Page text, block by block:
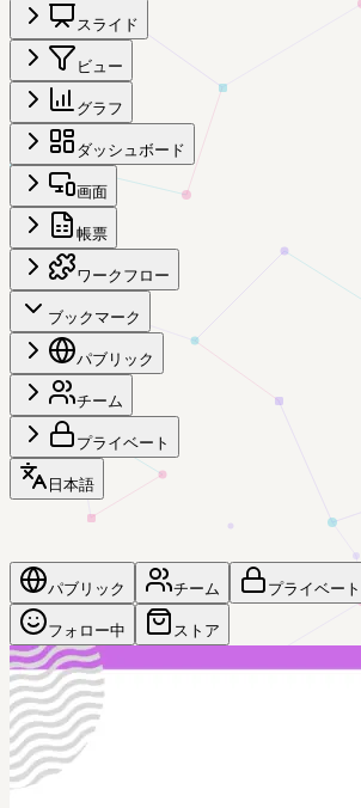
スライド
ビュー
グラフ
ダッシュボード
画面
帳票
ワークフロー
ブックマーク
パブリック
チーム
プライベート
日本語
パブリック チーム プライベート
フォロー中 ストア